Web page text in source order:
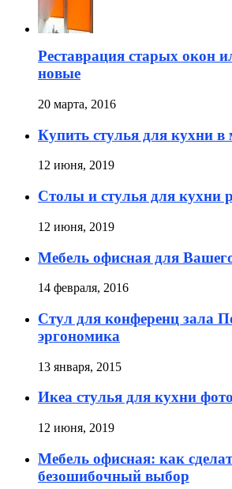
Реставрация старых окон
новые
20 марта, 2016
Купить стулья для кухни в
12 июня, 2019
Столы и стулья для кухни
12 июня, 2019
Мебель офисная для
14 февраля, 2016
Стул для конференц зала
эргономика
13 января, 2015
Икеа стулья для кухни
12 июня, 2019
Мебель офисная: как
безошибочный выбор